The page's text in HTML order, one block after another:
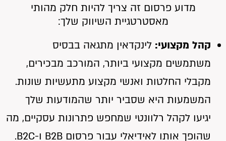
מדוע פרסום זה צריך להיות חלק מהותי
מאסטרטגיית השיווק שלך:
קהל מקצועי: לינקדאין מתגאה בבסיס
משתמשים מקצועי ביותר, המורכב מבכירים,
מקבלי החלטות ואנשי מקצוע מתעשיות שונות.
המשמעות היא שסביר יותר שהמודעות שלך
יגיעו לקהל רלוונטי שמחפש פתרונות עסקיים, מה
שהופך אותו לאידיאלי עבור פרסום B2B ו-B2C.